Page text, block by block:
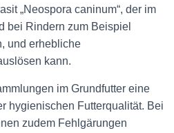
„Neospora caninum“, der im
bei Rindern zum Beispiel
und erhebliche
kann.
im Grundfutter eine
hygienischen Futterqualität. Bei
zudem Fehlgärungen